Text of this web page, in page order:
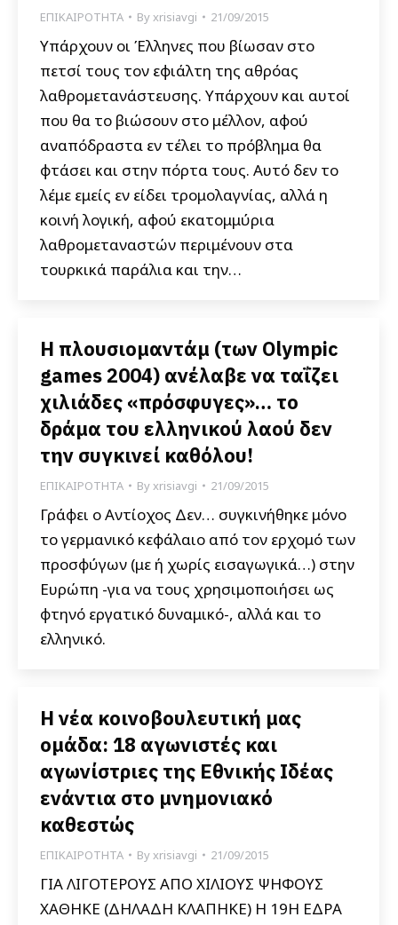
ΕΠΙΚΑΙΡΟΤΗΤΑ Byxrisiavgi 21/09/2015
Υπάρχουν οι Έλληνες που βίωσαν στο
πετσί τους τον εφιάλτη της αθρόας
λαθρομετανάστευσης. Υπάρχουν και αυτοί
που θα το βιώσουν στο μέλλον, αφού
αναπόδραστα εν τέλει το πρόβλημα θα
φτάσει και στην πόρτα τους. Αυτό δεν το
λέμε εμείς εν είδει τρομολαγνίας, αλλά η
κοινή λογική, αφού εκατομμύρια
λαθρομεταναστών περιμένουν στα
τουρκικά παράλια και την…
Η πλουσιομαντάμ (των Olympic
games 2004) ανέλαβε να ταΐζει
χιλιάδες «πρόσφυγες»… το
δράμα του ελληνικού λαού δεν
την συγκινεί καθόλου!
ΕΠΙΚΑΙΡΟΤΗΤΑ Byxrisiavgi 21/09/2015
Γράφει ο Αντίοχος Δεν… συγκινήθηκε μόνο
το γερμανικό κεφάλαιο από τον ερχομό των
προσφύγων (με ή χωρίς εισαγωγικά…) στην
Ευρώπη -για να τους χρησιμοποιήσει ως
φτηνό εργατικό δυναμικό-, αλλά και το
ελληνικό.
Η νέα κοινοβουλευτική μας
ομάδα: 18 αγωνιστές και
αγωνίστριες της Εθνικής Ιδέας
ενάντια στο μνημονιακό
καθεστώς
ΕΠΙΚΑΙΡΟΤΗΤΑ Byxrisiavgi 21/09/2015
ΓΙΑ ΛΙΓΟΤΕΡΟΥΣ ΑΠΟ ΧΙΛΙΟΥΣ ΨΗΦΟΥΣ
ΧΑΘΗΚΕ (ΔΗΛΑΔΗ ΚΛΑΠΗΚΕ) Η 19Η ΕΔΡΑ